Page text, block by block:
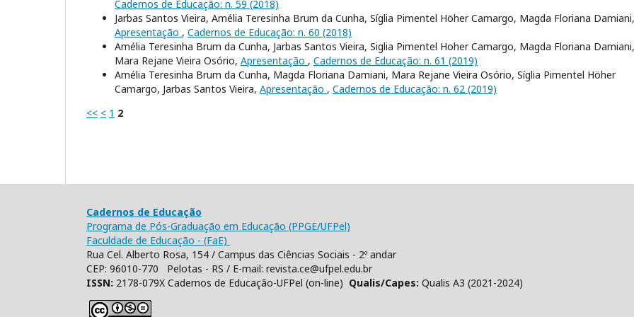
Cadernos de Educação: n. 59 (2018)
Jarbas Santos Vieira, Amélia Teresinha Brum da Cunha, Síglia Pimentel Höher Camargo, Magda Floriana Damiani,
Apresentação , Cadernos de Educação: n. 60 (2018)
Amélia Teresinha Brum da Cunha, Jarbas Santos Vieira, Siglia Pimentel Hoher Camargo, Magda Floriana Damiani,
Mara Rejane Vieira Osório, Apresentação , Cadernos de Educação: n. 61 (2019)
Amélia Teresinha Brum da Cunha, Magda Floriana Damiani, Mara Rejane Vieira Osório, Síglia Pimentel Höher
Camargo, Jarbas Santos Vieira, Apresentação , Cadernos de Educação: n. 62 (2019)
<< < 1 2
Cadernos de Educação
Programa de Pós-Graduação em Educação (PPGE/UFPel)
Faculdade de Educação - (FaE)
Rua Cel. Alberto Rosa, 154 / Campus das Ciências Sociais - 2º andar
CEP: 96010-770 Pelotas - RS / E-mail: revista.ce@ufpel.edu.br
ISSN: 2178-079X Cadernos de Educação-UFPel (on-line) Qualis/Capes: Qualis A3 (2021-2024)